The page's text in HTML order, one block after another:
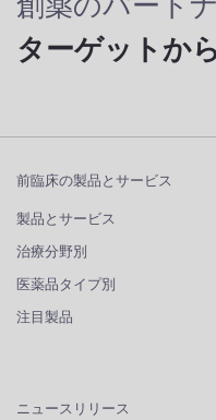
ターゲットか
前臨床の製品とサービス
製品とサービス
治療分野別
医薬品タイプ別
注目製品
ニュースリリース